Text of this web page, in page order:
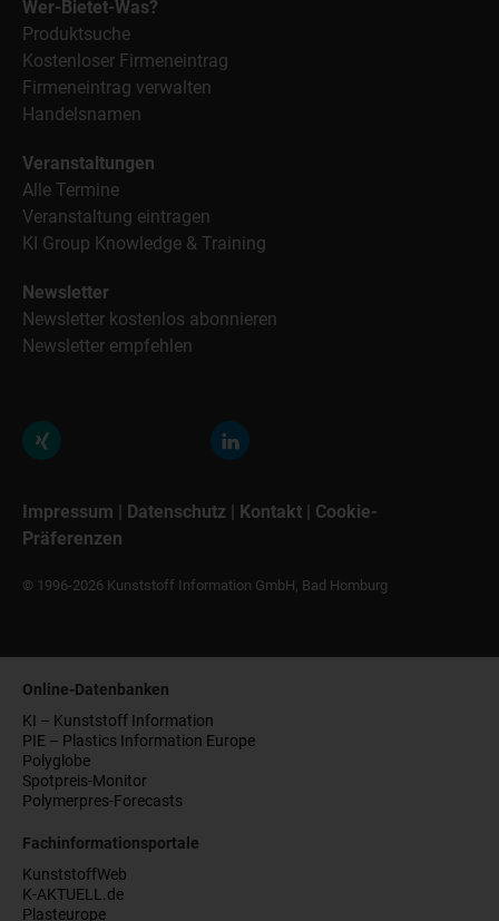
Wer-Bietet-Was?
Produktsuche
Kostenloser Firmeneintrag
Firmeneintrag verwalten
Handelsnamen
Veranstaltungen
Alle Termine
Veranstaltung eintragen
KI Group Knowledge & Training
Newsletter
Newsletter kostenlos abonnieren
Newsletter empfehlen
Impressum Datenschutz Kontakt
Cookie-
Präferenzen
© 1996-2026 Kunststoff Information GmbH, Bad Homburg
Online-Datenbanken
KI – Kunststoff Information
PIE – Plastics Information Europe
Polyglobe
Spotpreis-Monitor
Polymerpres-Forecasts
Fachinformationsportale
KunststoffWeb
K-AKTUELL.de
Plasteurope